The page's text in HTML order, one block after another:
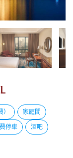
家庭間
停車 酒吧